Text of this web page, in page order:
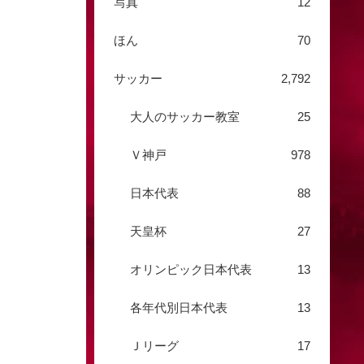
ほん 70
サッカー 2,792
大人のサッカー教室 25
Ｖ神戸 978
日本代表 88
天皇杯 27
オリンピック日本代表 13
各年代別日本代表 13
Ｊリーグ 17